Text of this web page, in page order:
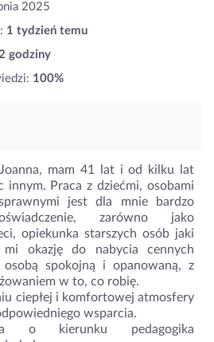
2025
1 tydzień temu
godziny
100%
mam 41 lat i od kilku lat
innym. Praca z dziećmi, osobami
jest dla mnie bardzo
zarówno jako
opiekunka starszych osób jaki
okazję do nabycia cennych
osobą spokojną i opanowaną, z
w to, co robię.
ciepłej i komfortowej atmosfery
wsparcia.
o kierunku pedagogika